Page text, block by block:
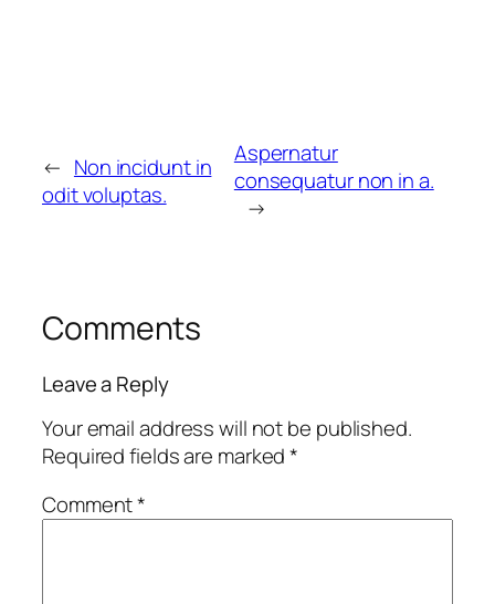
← Non incidunt in
odit voluptas.
Aspernatur
consequatur non in a.
→
Comments
Leave a Reply
Your email address will not be published.
Required fields are marked*
Comment*